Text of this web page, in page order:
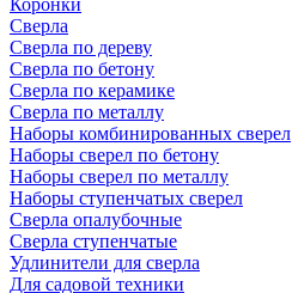
Коронки
Сверла
Сверла по дереву
Сверла по бетону
Сверла по керамике
Сверла по металлу
Наборы комбинированных сверел
Наборы сверел по бетону
Наборы сверел по металлу
Наборы ступенчатых сверел
Сверла опалубочные
Сверла ступенчатые
Удлинители для сверла
Для садовой техники